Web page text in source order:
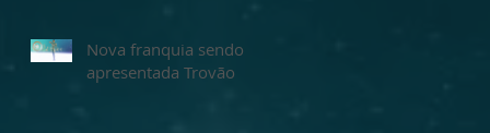
Nova franquia sendo
apresentada Trovão